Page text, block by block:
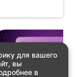
для вашего
вы
в
2026!